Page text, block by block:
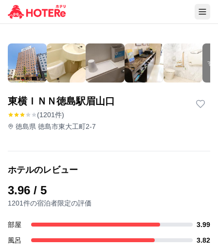
す
東横ＩＮＮ徳島駅眉山口
(1201件)
徳島県 徳島市東大工町2-7
ホテルのレビュー
3.96 / 5
1201件の宿泊者限定の評価
部屋
3.99
風呂
3.82